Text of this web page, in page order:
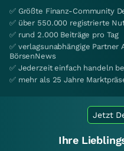
✅ Größte Finanz-Community
✅ über 550.000 registrierte
✅ rund 2.000 Beiträge pro Tag
✅ verlagsunabhängige Partner
BörsenNews
✅ Jederzeit einfach handeln
✅ mehr als 25 Jahre
Jetzt
Ihre